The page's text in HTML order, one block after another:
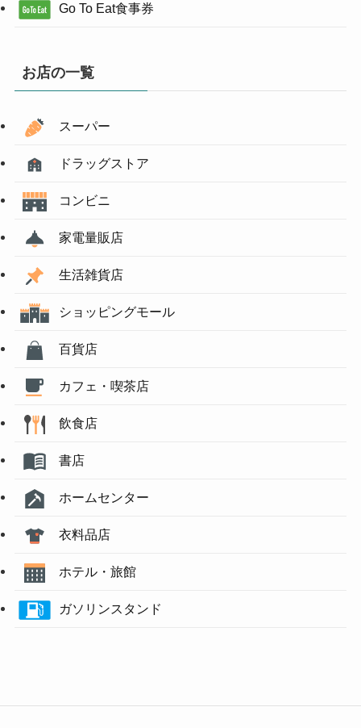
Go To Eat食事券
お店の一覧
スーパー
ドラッグストア
コンビニ
家電量販店
生活雑貨店
ショッピングモール
百貨店
カフェ・喫茶店
飲食店
書店
ホームセンター
衣料品店
ホテル・旅館
ガソリンスタンド